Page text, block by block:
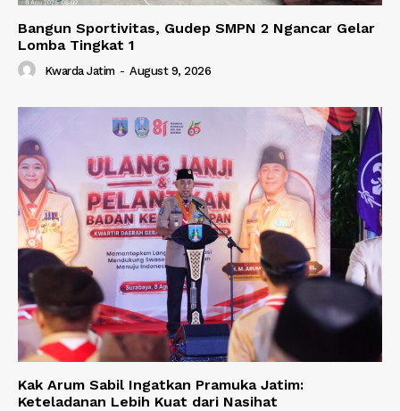
Bangun Sportivitas, Gudep SMPN 2 Ngancar Gelar
Lomba Tingkat 1
Kwarda Jatim - August 9, 2026
Kak Arum Sabil Ingatkan Pramuka Jatim:
Keteladanan Lebih Kuat dari Nasihat